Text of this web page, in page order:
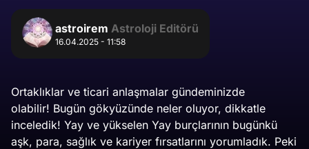
astroirem Astroloji Editörü
16.04.2025 - 11:58
Ortaklıklar ve ticari anlaşmalar gündeminizde
olabilir! Bugün gökyüzünde neler oluyor, dikkatle
inceledik! Yay ve yükselen Yay burçlarının bugünkü
aşk, para, sağlık ve kariyer fırsatlarını yorumladık. Peki